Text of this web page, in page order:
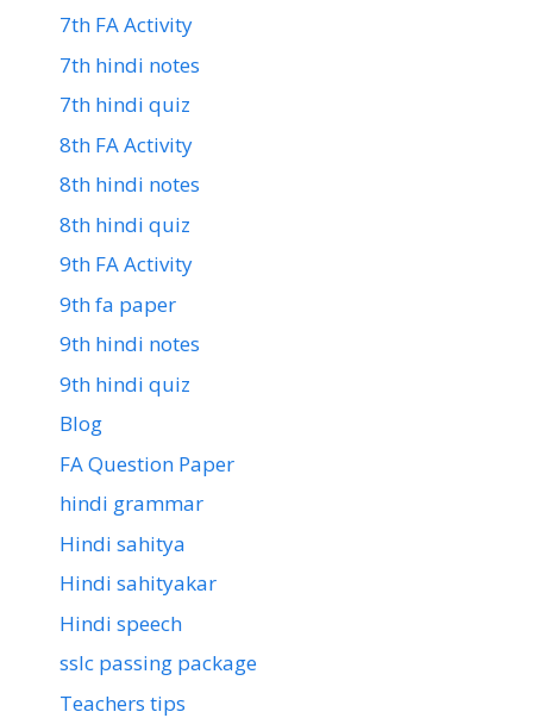
7th FA Activity
7th hindi notes
7th hindi quiz
8th FA Activity
8th hindi notes
8th hindi quiz
9th FA Activity
9th fa paper
9th hindi notes
9th hindi quiz
Blog
FA Question Paper
hindi grammar
Hindi sahitya
Hindi sahityakar
Hindi speech
sslc passing package
Teachers tips